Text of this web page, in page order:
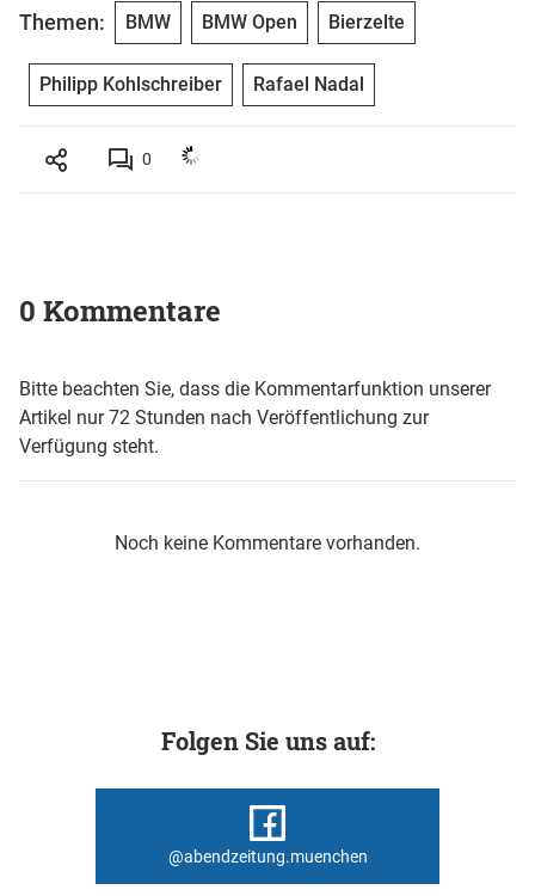
Themen: BMW BMW Open Bierzelte
Philipp Kohlschreiber Rafael Nadal
0
0 Kommentare
Bitte beachten Sie, dass die Kommentarfunktion unserer
Artikel nur 72 Stunden nach Veröffentlichung zur
Verfügung steht.
Noch keine Kommentare vorhanden.
Folgen Sie uns auf:
@abendzeitung.muenchen